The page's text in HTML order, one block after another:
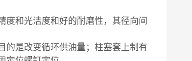
和光洁度和好的耐磨性，其径向间
的是改变循环供油量；柱塞套上制有